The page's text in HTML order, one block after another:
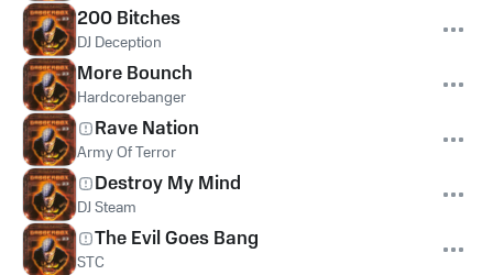
200 Bitches
DJ Deception
More Bounch
Hardcorebanger
Rave Nation
Army Of Terror
Destroy My Mind
DJ Steam
The Evil Goes Bang
STC